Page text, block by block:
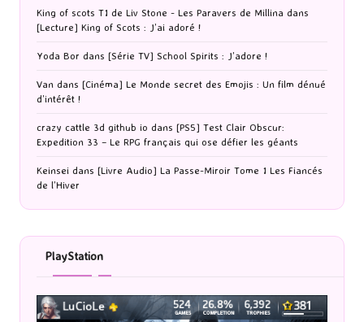
King of scots T1 de Liv Stone - Les Paravers de Millina dans
[Lecture] King of Scots : J’ai adoré !
Yoda Bor dans [Série TV] School Spirits : J’adore !
Van dans [Cinéma] Le Monde secret des Emojis : Un film dénué
d’intérêt !
crazy cattle 3d github io dans [PS5] Test Clair Obscur:
Expedition 33 – Le RPG français qui ose défier les géants
Keinsei dans [Livre Audio] La Passe-Miroir Tome 1 Les Fiancés
de l’Hiver
PlayStation